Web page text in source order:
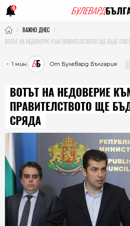
6
ВАЖНО ДНЕС
ВОТЪТ НА НЕДОВЕРИЕ КЪМ ПРАВИТЕЛСТВОТО ЩЕ БЪДЕ
・ 1 мин. От Булевард България
ВОТЪТ НА НЕДОВЕРИЕ
ПРАВИТЕЛСТВОТО ЩЕ
СРЯДА